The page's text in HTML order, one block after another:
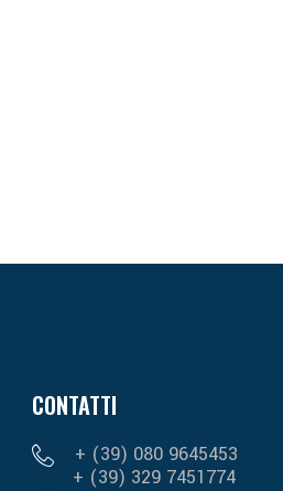
CONTATTI
+ (39) 080 9645453
+ (39) 329 7451774